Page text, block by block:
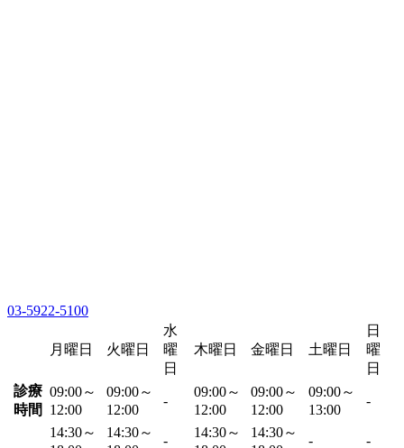
03-5922-5100
月曜日 火曜日
水
曜
日
木曜日 金曜日 土曜日
日
曜
日
診療
時間
09:00～
12:00
09:00～
12:00
-
09:00～
12:00
09:00～
12:00
09:00～
13:00
-
14:30～
14:30～
-
14:30～
14:30～
- -